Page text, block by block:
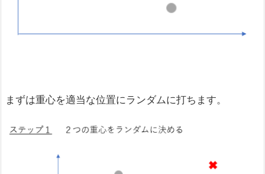
まずは重心を適当な位置にランダムに打ちます。